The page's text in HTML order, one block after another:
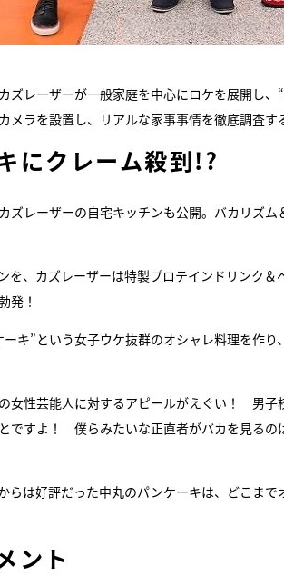
ズレーザーが一般家庭を中心にロケを展開し
ラを設置し、リアルな家事事情を徹底調査す
にクレーム殺到!?
ズレーザーの自宅キッチンも公開。バカリズ
を、カズレーザーは特製プロテインドリンク
発！
キ”という女子ウケ抜群のオシャレ料理を作
女性芸能人に対するアピールがえぐい！ 男子
ですよ！ 僕らみたいな正直者がバカを見る
らは好評だった中丸のパンケーキは、どこま
ント